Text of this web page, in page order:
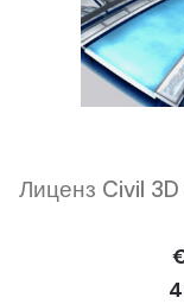
Лиценз Civil